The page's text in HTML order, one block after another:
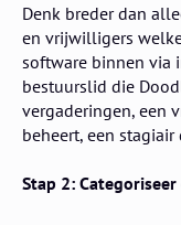
Denk breder dan
en vrijwilligers
software binnen via
bestuurslid die
vergaderingen, een
beheert, een
Stap 2: